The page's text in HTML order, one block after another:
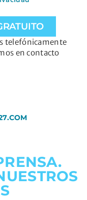
telefónicamente
en contacto